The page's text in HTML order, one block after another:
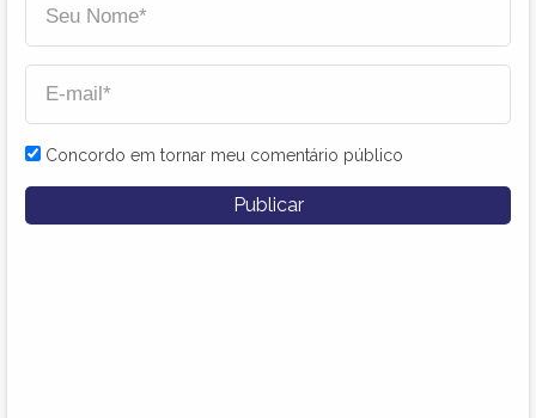
Concordo em tornar meu comentário público